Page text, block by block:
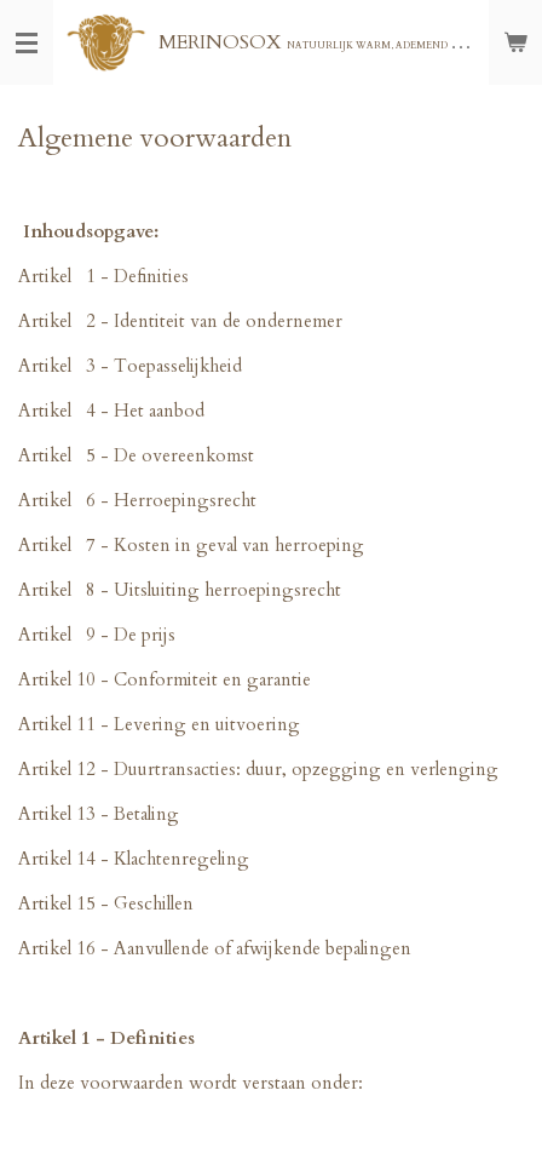
direct
hoofdinhoud
MERINOSOX NATUURLIJK WARM, ADEMEND EN COMFORTABEL - VOOR THUIS, BUITEN OF ONDERWEG - GRATIS VERZENDING VANAF € 75,00
Algemene voorwaarden
Inhoudsopgave:
Artikel 1 - Definities
Artikel 2 - Identiteit van de ondernemer
Artikel 3 - Toepasselijkheid
Artikel 4 - Het aanbod
Artikel 5 - De overeenkomst
Artikel 6 - Herroepingsrecht
Artikel 7 - Kosten in geval van herroeping
Artikel 8 - Uitsluiting herroepingsrecht
Artikel 9 - De prijs
Artikel 10 - Conformiteit en garantie
Artikel 11 - Levering en uitvoering
Artikel 12 - Duurtransacties: duur, opzegging en verlenging
Artikel 13 - Betaling
Artikel 14 - Klachtenregeling
Artikel 15 - Geschillen
Artikel 16 - Aanvullende of afwijkende bepalingen
Artikel 1 - Definities
In deze voorwaarden wordt verstaan onder: